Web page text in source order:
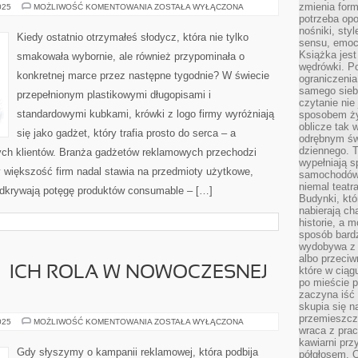
MOŻLIWOŚĆ KOMENTOWANIA KRÓWKI
FIRMY
–
I
GADŻET
KIT?
ZOSTAŁA WYŁĄCZONA
Kiedy ostatnio otrzymałeś słodycz, która nie tylko
smakowała wybornie, ale również przypominała o
konkretnej marce przez następne tygodnie? W świecie
przepełnionym plastikowymi długopisami i
standardowymi kubkami, krówki z logo firmy wyróżniają
się jako gadżet, który trafia prosto do serca – a
klientów. Branża gadżetów reklamowych przechodzi
firm nadal stawia na przedmioty użytkowe,
potęgę produktów consumable – […]
ICH ROLA W NOWOCZESNEJ
MOŻLIWOŚĆ KOMENTOWANIA DOMY
ICH
ROLA
ZOSTAŁA WYŁĄCZONA
Gdy słyszymy o kampanii reklamowej, która podbija
zmienia
potrzeba
nośniki,
sensu,
Książka
wędrówki.
samego
czytanie nie
sposobem
oblicze tak
odrębnym
dziennego.
wypełniają
niemal
Budynki,
nabierają
historie, a
sposób
wydobywa
albo
które w
po mieście
zaczyna iść
skupia się
wraca z
kawiarni